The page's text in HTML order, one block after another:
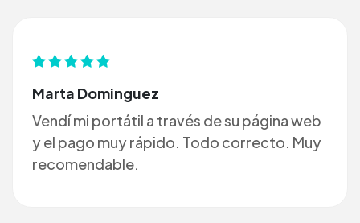
Marta Dominguez
Vendí mi portátil a través de su página web
y el pago muy rápido. Todo correcto. Muy
recomendable.